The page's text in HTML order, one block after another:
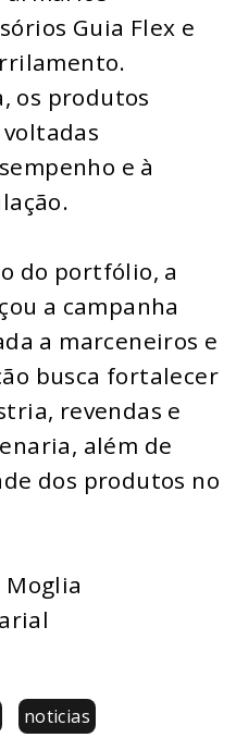
Guia Flex e
os produtos
e à
do portfólio, a
a campanha
a marceneiros e
busca fortalecer
revendas e
além de
dos produtos no
noticias